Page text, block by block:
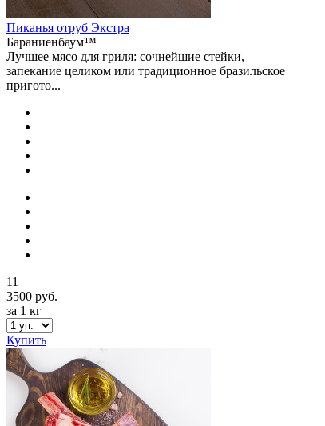
Пиканья отруб Экстра
Бараниенбаум™
Лучшее мясо для гриля: сочнейшие стейки,
запекание целиком или традиционное бразильское
пригото...
11
3500 руб.
за 1 кг
Купить